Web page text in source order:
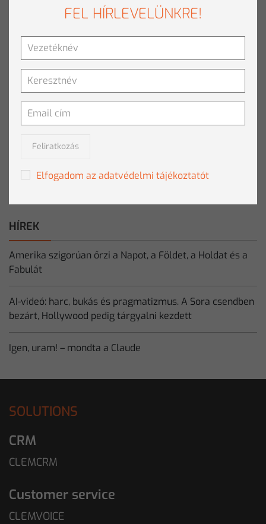
Automatizálás SPSS Statistics-szel
Korreláció alapú eljárások az SPSS Statistics-
ben
az adatbányászat és az adat tudomány legfrissebb
HÍREK
Amerika szigorúan őrzi a Napot, a Földet, a Holdat és a
Fabulát
AI-videó: harc, bukás és pragmatizmus. A Sora csendben
bezárt, Hollywood pedig tárgyalni kezdett
Igen, uram! – mondta a Claude
SOLUTIONS
CRM
CLEMCRM
Customer service
CLEMVOICE
FEL HÍRLEVELÜNKRE!
Feliratkozás
Elfogadom az adatvédelmi tájékoztatót